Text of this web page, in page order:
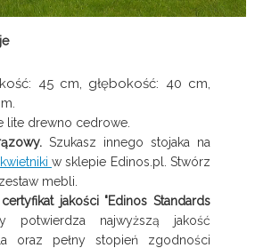
45 cm, głębokość: 40 cm,
lite drewno cedrowe.
Szukasz innego stojaka na
kwietnikiw sklepie Edinos.pl. Stwórz
mebli.
certyfikat jakości "Edinos Standards
potwierdza najwyższą jakość
oraz pełny stopień zgodności